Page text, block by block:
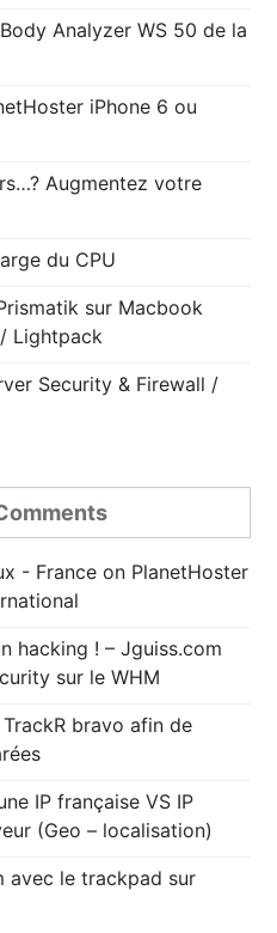
Analyzer WS 50 de la
iPhone 6 ou
Augmentez votre
du CPU
sur Macbook
Lightpack
Security & Firewall /
- France on PlanetHoster
hacking ! – Jguiss.com
sur le WHM
TrackR bravo afin de
IP française VS IP
(Geo – localisation)
avec le trackpad sur